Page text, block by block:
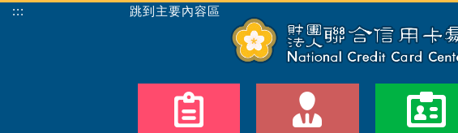
::: 跳到主要內容區